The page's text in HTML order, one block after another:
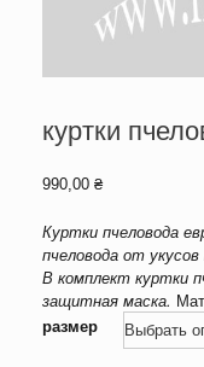
куртки
990,00 ₴
Куртки пчеловода
пчеловода от укусов
В комплект куртки
защитная маска.
размер